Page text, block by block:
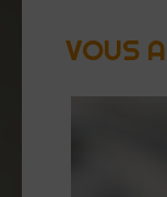
VOUS